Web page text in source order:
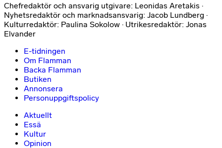
Chefredaktör och ansvarig utgivare: Leonidas Aretakis ·
Nyhetsredaktör och marknadsansvarig: Jacob Lundberg ·
Kulturredaktör: Paulina Sokolow · Utrikesredaktör: Jonas
Elvander
E-tidningen
Om Flamman
Backa Flamman
Butiken
Annonsera
Personuppgiftspolicy
Aktuellt
Essä
Kultur
Opinion